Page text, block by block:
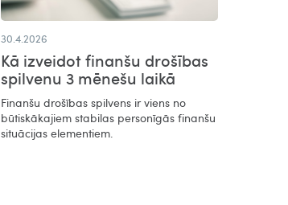
30.4.2026
Kā izveidot finanšu drošības
spilvenu 3 mēnešu laikā
Finanšu drošības spilvens ir viens no
būtiskākajiem stabilas personīgās finanšu
situācijas elementiem.